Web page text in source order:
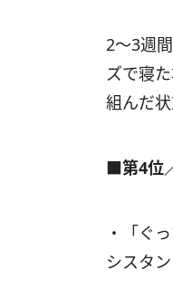
2～3週
ズで寝
組んだ
■第4位
・「ぐ
シスタン